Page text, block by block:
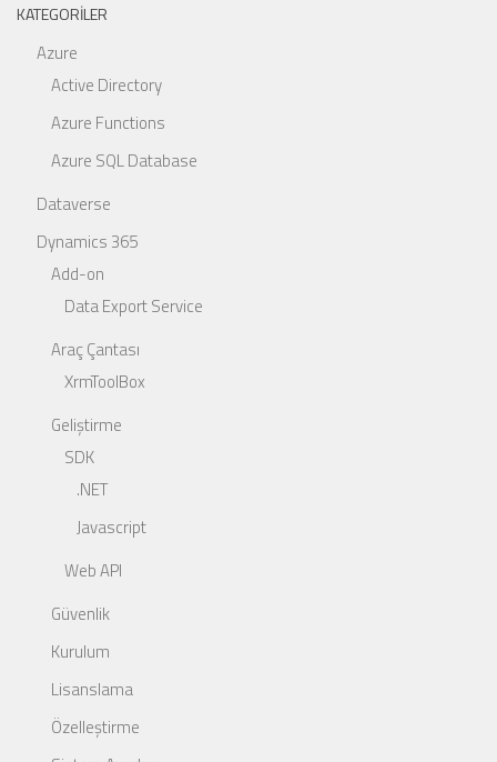
KATEGORILER
Azure
Active Directory
Azure Functions
Azure SQL Database
Dataverse
Dynamics 365
Add-on
Data Export Service
Araç Çantası
XrmToolBox
Geliştirme
SDK
.NET
Javascript
Web API
Güvenlik
Kurulum
Lisanslama
Özelleştirme